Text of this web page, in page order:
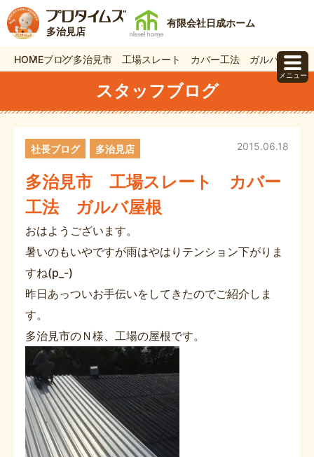
多治見店
有限会社日成ホーム
HOMEブログ多治見市 工場スレート カバー工法 ガルバ屋根
スタッフブログ
多治見市 工場スレート カバー
工法 ガルバ屋根
2015.06.18
社長ブログ 多治見店
おはようございます。
暑いのもいやですが雨はやはりテンション下がりま
すね(p_-)
昨日あっついお手伝いをしてきたのでご紹介しま
す。
多治見市のＮ様、工場の屋根です。
メニュー